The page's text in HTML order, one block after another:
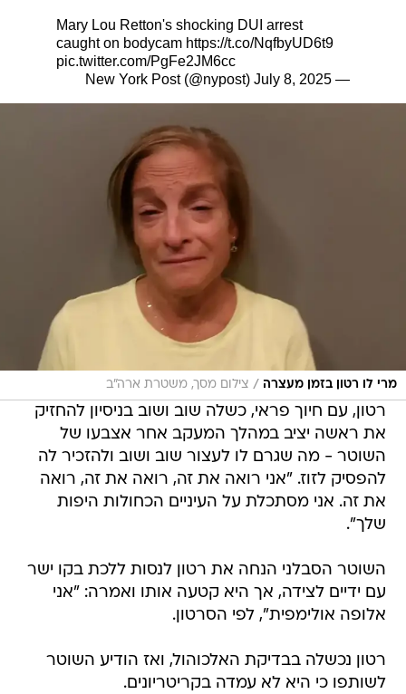
Mary Lou Retton's shocking DUI arrest
caught on bodycam https://t.co/NqfbyUD6t9
pic.twitter.com/PgFe2JM6cc
— New York Post (@nypost)
July 8, 2025
מרי לו רטון בזמן מעצרה / צילום מסך, משטרת ארה"ב
רטון, עם חיוך פראי, כשלה שוב ושוב בניסיון להחזיק
את ראשה יציב במהלך המעקב אחר אצבעו של
השוטר - מה שגרם לו לעצור שוב ושוב ולהזכיר לה
להפסיק לזוז. "אני רואה את זה, רואה את זה, רואה
את זה. אני מסתכלת על העיניים הכחולות היפות
שלך".
השוטר הסבלני הנחה את רטון לנסות ללכת בקו ישר
עם ידיים לצידה, אך היא קטעה אותו ואמרה: "אני
אלופה אולימפית", לפי הסרטון.
רטון נכשלה בבדיקת האלכוהול, ואז הודיע השוטר
לשותפו כי היא לא עמדה בקריטריונים.